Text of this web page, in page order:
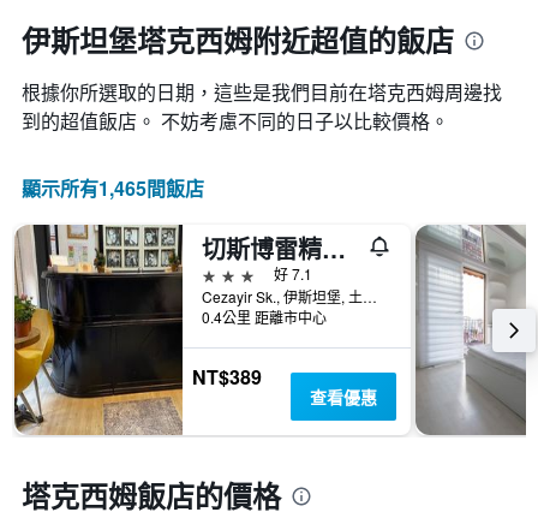
伊斯坦堡塔克西姆附近超值的飯店
根據你所選取的日期，這些是我們目前在塔克西姆​周邊找
到的超值​飯店。 不妨考慮不同的日子以比較價格。
顯示所有1,465間飯店
切斯博雷精品飯店
3星級
好 7.1
Cezayir Sk., 伊斯坦堡, 土耳其
0.4公里 距離市中心
NT$389
查看優惠
塔克西姆飯店的價格